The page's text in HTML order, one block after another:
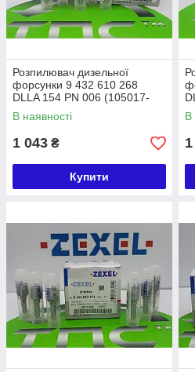
Розпилювач дизельної
форсунки 9 432 610 268
DLLA 154 PN 006 (105017-
0061) ZEXEL ISUZU
В наявності
1 043 ₴
Купити
В